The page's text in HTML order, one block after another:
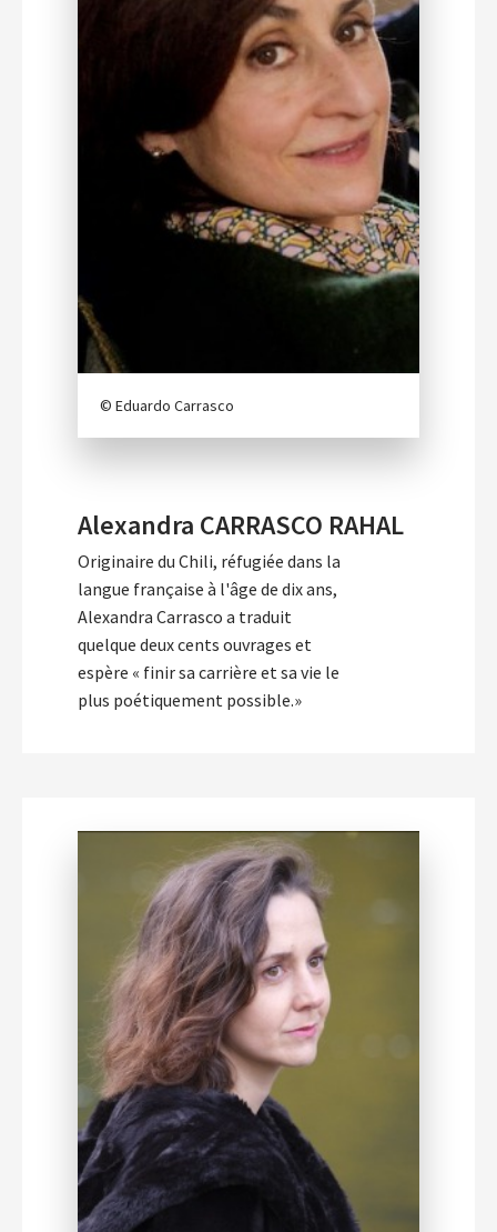
© Eduardo Carrasco
Alexandra CARRASCO RAHAL
Originaire du Chili, réfugiée dans la
langue française à l'âge de dix ans,
Alexandra Carrasco a traduit
quelque deux cents ouvrages et
espère « finir sa carrière et sa vie le
plus poétiquement possible.»